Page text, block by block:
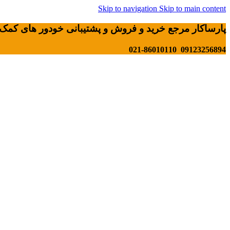
Skip to navigation Skip to main content
پارساکار مرجع خرید و فروش و پشتیبانی خودور های کمک
09123256894 021-86010110